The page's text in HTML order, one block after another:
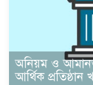
অনিয়ম ও আমানত
আর্থিক প্রতিষ্ঠান